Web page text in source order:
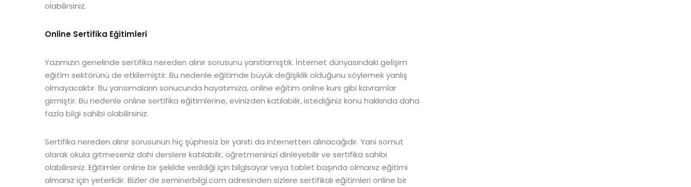
olabilirsiniz.
Online Sertifika Eğitimleri
Yazımızın genelinde sertifika nereden alınır sorusunu yanıtlamıştık. İnternet dünyasındaki gelişim
eğitim sektörünü de etkilemiştir. Bu nedenle eğitimde büyük değişiklik olduğunu söylemek yanlış
olmayacaktır. Bu yansımaların sonucunda hayatımıza, online eğitim online kurs gibi kavramlar
girmiştir. Bu nedenle online sertifika eğitimlerine, evinizden katılabilir, istediğiniz konu hakkında daha
fazla bilgi sahibi olabilirsiniz.
Sertifika nereden alınır sorusunun hiç şüphesiz bir yanıtı da internetten alınacağıdır. Yani somut
olarak okula gitmeseniz dahi derslere katılabilir, öğretmeninizi dinleyebilir ve sertifika sahibi
olabilirsiniz. Eğitimler online bir şekilde verildiği için bilgisayar veya tablet başında olmanız eğitimi
almanız için yeterlidir. Bizler de seminerbilgi.com adresinden sizlere sertifikalı eğitimleri online bir